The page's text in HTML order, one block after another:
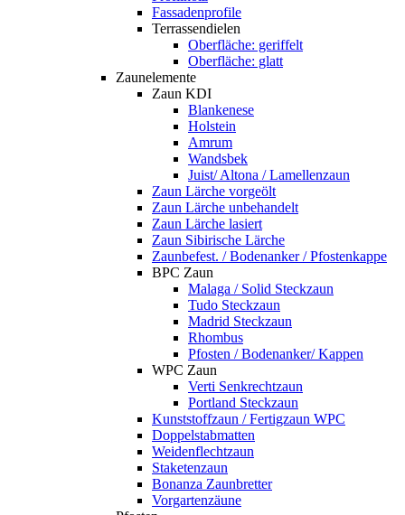
Fassadenprofile
Terrassendielen
Oberfläche: geriffelt
Oberfläche: glatt
Zaunelemente
Zaun KDI
Blankenese
Holstein
Amrum
Wandsbek
Juist/ Altona / Lamellenzaun
Zaun Lärche vorgeölt
Zaun Lärche unbehandelt
Zaun Lärche lasiert
Zaun Sibirische Lärche
Zaunbefest. / Bodenanker / Pfostenkappe
BPC Zaun
Malaga / Solid Steckzaun
Tudo Steckzaun
Madrid Steckzaun
Rhombus
Pfosten / Bodenanker/ Kappen
WPC Zaun
Verti Senkrechtzaun
Portland Steckzaun
Kunststoffzaun / Fertigzaun WPC
Doppelstabmatten
Weidenflechtzaun
Staketenzaun
Bonanza Zaunbretter
Vorgartenzäune